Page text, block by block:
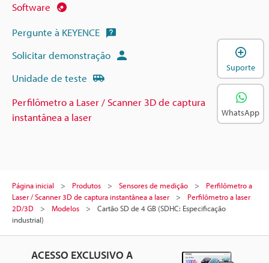
Software
Pergunte à KEYENCE
Solicitar demonstração
Unidade de teste
Perfilômetro a Laser / Scanner 3D de captura
instantânea a laser
Página inicial Produtos Sensores de medição
Perfilômetro a
Laser / Scanner 3D de captura instantânea a laser
Perfilômetro a laser
2D/3D
Modelos
Cartão SD de 4 GB (SDHC: Especificação
industrial)
ACESSO EXCLUSIVO A
Suporte
WhatsApp